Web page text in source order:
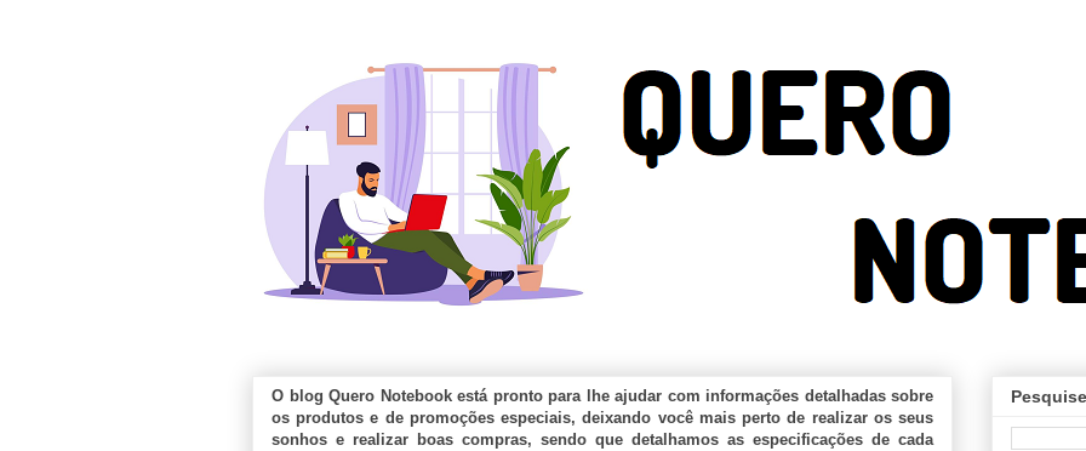
O blog Quero Notebook está pronto para lhe ajudar com informações detalhadas sobre
os produtos e de promoções especiais, deixando você mais perto de realizar os seus
sonhos e realizar boas compras, sendo que detalhamos as especificações de cada